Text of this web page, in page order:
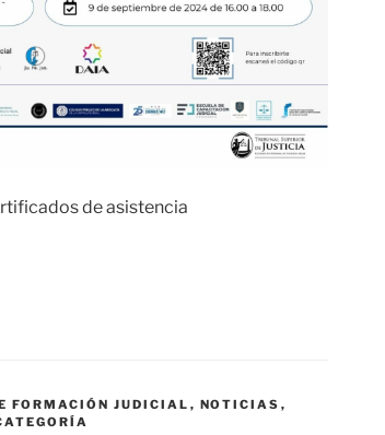
de asistencia
FORMACIÓN JUDICIAL , NOTICIAS ,